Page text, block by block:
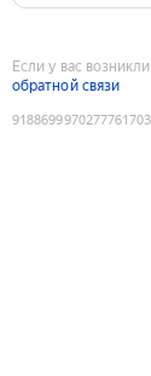
Если у вас
обратной связи
9188699970277761703